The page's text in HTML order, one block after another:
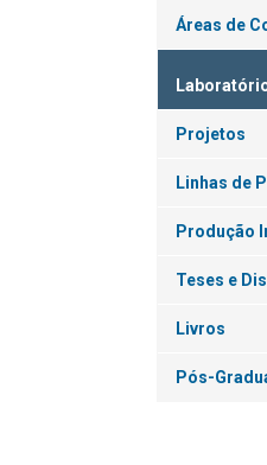
Áreas de
Projetos
Linhas de
Produção
Teses e
Livros
Pós-